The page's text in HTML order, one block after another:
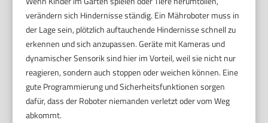
verändern sich Hindernisse ständig. Ein Mähroboter muss in
der Lage sein, plötzlich auftauchende Hindernisse schnell zu
erkennen und sich anzupassen. Geräte mit Kameras und
dynamischer Sensorik sind hier im Vorteil, weil sie nicht nur
reagieren, sondern auch stoppen oder weichen können. Eine
gute Programmierung und Sicherheitsfunktionen sorgen
dafür, dass der Roboter niemanden verletzt oder vom Weg
abkommt.